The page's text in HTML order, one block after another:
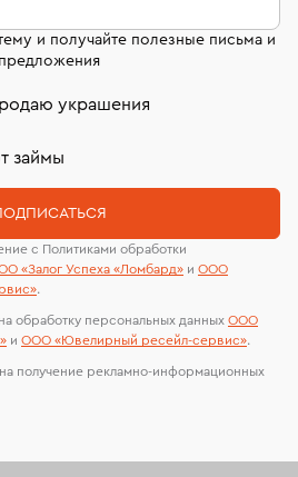
и получайте полезные письма и
предложения
украшения
займы
с Политиками обработки
«Залог Успеха «Ломбард» и ООО
.
обработку персональных данных ООО
и ООО «Ювелирный ресейл-сервиc».
получение рекламно-информационных